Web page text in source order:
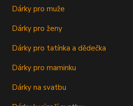
Dárky pro muže
Dárky pro ženy
Dárky pro tatínka a dědečka
Dárky pro maminku
Dárky na svatbu